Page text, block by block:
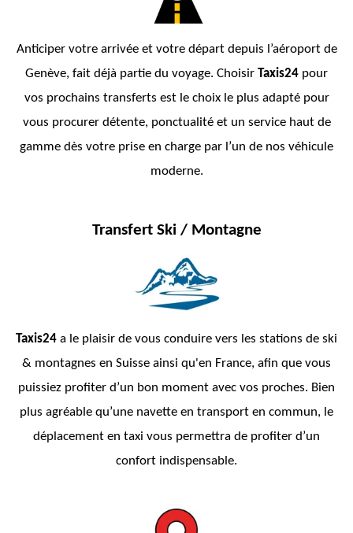
Anticiper votre arrivée et votre départ depuis l’aéroport de
Genève, fait déjà partie du voyage. Choisir Taxis24 pour
vos prochains transferts est le choix le plus adapté pour
vous procurer détente, ponctualité et un service haut de
gamme dès votre prise en charge par l’un de nos véhicule
moderne.
Transfert Ski / Montagne
Taxis24 a le plaisir de vous conduire vers les stations de ski
& montagnes en Suisse ainsi qu'en France, afin que vous
puissiez profiter d’un bon moment avec vos proches. Bien
plus agréable qu’une navette en transport en commun, le
déplacement en taxi vous permettra de profiter d’un
confort indispensable.